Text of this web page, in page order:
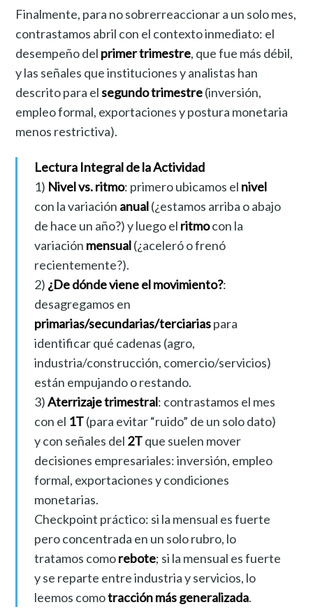
Finalmente, para no sobrerreaccionar a un solo mes,
contrastamos abril con el contexto inmediato: el
desempeño del primer trimestre, que fue más débil,
y las señales que instituciones y analistas han
descrito para elsegundo trimestre(inversión,
empleo formal, exportaciones y postura monetaria
menos restrictiva).
Lectura Integral de la Actividad
1) Nivel vs. ritmo: primero ubicamos el nivel
con la variación anual(¿estamos arriba o abajo
de hace un año?) y luego el ritmocon la
variación mensual(¿aceleró o frenó
recientemente?).
2) ¿De dónde viene el movimiento?:
desagregamos en
primarias/secundarias/terciariaspara
identificar qué cadenas (agro,
industria/construcción, comercio/servicios)
están empujando o restando.
3)Aterrizaje trimestral: contrastamos el mes
con el 1T(para evitar “ruido” de un solo dato)
y con señales del 2Tque suelen mover
decisiones empresariales: inversión, empleo
formal, exportaciones y condiciones
monetarias.
Checkpoint práctico: si la mensual es fuerte
pero concentrada en un solo rubro, lo
tratamos comorebote; si la mensual es fuerte
y se reparte entre industria y servicios, lo
leemos comotracción más generalizada.